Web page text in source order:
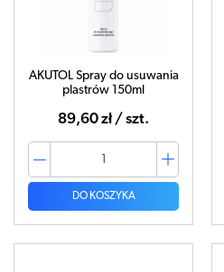
AKUTOL Spray do usuwania
plastrów 150ml
89,60 zł / szt.
DO KOSZYKA